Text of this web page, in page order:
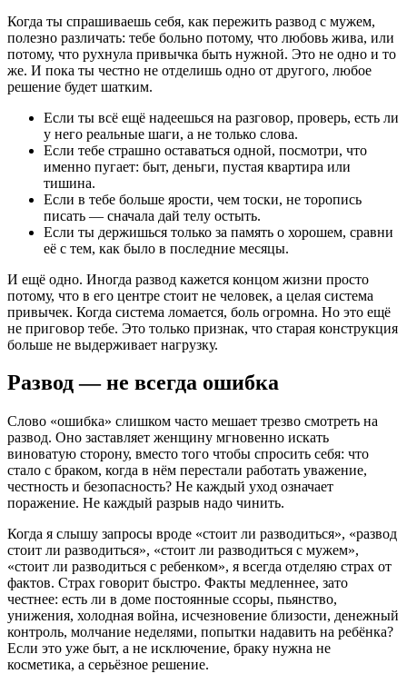
Когда ты спрашиваешь себя, как пережить развод с мужем,
полезно различать: тебе больно потому, что любовь жива, или
потому, что рухнула привычка быть нужной. Это не одно и то
же. И пока ты честно не отделишь одно от другого, любое
решение будет шатким.
Если ты всё ещё надеешься на разговор, проверь, есть ли
у него реальные шаги, а не только слова.
Если тебе страшно оставаться одной, посмотри, что
именно пугает: быт, деньги, пустая квартира или
тишина.
Если в тебе больше ярости, чем тоски, не торопись
писать — сначала дай телу остыть.
Если ты держишься только за память о хорошем, сравни
её с тем, как было в последние месяцы.
И ещё одно. Иногда развод кажется концом жизни просто
потому, что в его центре стоит не человек, а целая система
привычек. Когда система ломается, боль огромна. Но это ещё
не приговор тебе. Это только признак, что старая конструкция
больше не выдерживает нагрузку.
Развод — не всегда ошибка
Слово «ошибка» слишком часто мешает трезво смотреть на
развод. Оно заставляет женщину мгновенно искать
виноватую сторону, вместо того чтобы спросить себя: что
стало с браком, когда в нём перестали работать уважение,
честность и безопасность? Не каждый уход означает
поражение. Не каждый разрыв надо чинить.
Когда я слышу запросы вроде «стоит ли разводиться», «развод
стоит ли разводиться», «стоит ли разводиться с мужем»,
«стоит ли разводиться с ребенком», я всегда отделяю страх от
фактов. Страх говорит быстро. Факты медленнее, зато
честнее: есть ли в доме постоянные ссоры, пьянство,
унижения, холодная война, исчезновение близости, денежный
контроль, молчание неделями, попытки надавить на ребёнка?
Если это уже быт, а не исключение, браку нужна не
косметика, а серьёзное решение.